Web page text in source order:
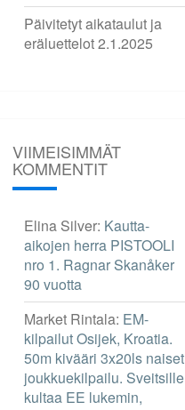
Päivitetyt aikataulut ja
eräluettelot2.1.2025
VIIMEISIMMÄT
KOMMENTIT
Elina Silver: Kautta-
aikojen herra PISTOOLI
nro 1. Ragnar Skanåker
90 vuotta
Market Rintala: EM-
kilpailut Osijek, Kroatia.
50m kivääri 3x20ls naiset
joukkuekilpailu. Sveitsille
kultaa EE lukemin,